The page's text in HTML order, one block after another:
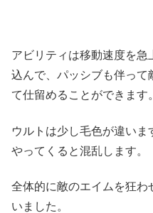
アビリティは移動速度を急
込んで、パッシブも伴って
て仕留めることができます。
ウルトは少し毛色が違い
やってくると混乱します。
全体的に敵のエイムを狂わ
いました。